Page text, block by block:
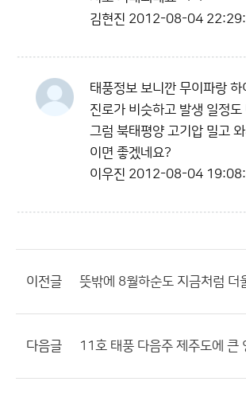
김현진 2012-08-04
태풍정보 보니깐 무이파랑 하
진로가 비슷하고 발생 일정도
그럼 북태평양 고기압 밀고
이면 좋겠네요?
이우진 2012-08-04
이전글 뜻밖에 8월하순도 지금처럼 더
다음글 11호 태풍 다음주 제주도에 큰